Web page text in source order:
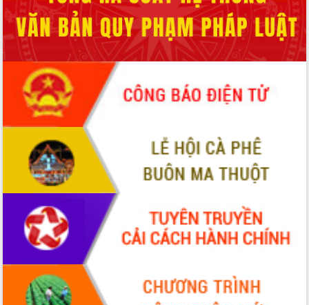
Khởi động Dự án Đầu tư xây dựng hạ
tầng kỹ thuật Cụm công nghiệp Tân
Tiến
Gặp mặt các cơ quan báo chí nhân Kỷ
niệm 101 năm Ngày Báo chí Cách
mạng Việt Nam
Đắk Lắk sơ kết 4 năm triển khai thực
hiện Đề án 06 của Chính phủ
Họp báo thông tin về Hội nghị Công bố
Quy hoạch và Xúc tiến đầu tư tỉnh Đắk
Khơi thông điểm nghẽn, đẩy nhanh
giải ngân vốn khắc phục thiên tai
HĐND tỉnh thông qua điều chỉnh Quy
hoạch tỉnh thời kỳ 2021-2030
Hội thảo góp ý hồ sơ điều chỉnh quy
hoạch tỉnh Đắk Lắk thời kỳ 2021-2030,
tầm nhìn đến năm 2050
Nâng cao hiệu quả hoạt động của các
doanh nghiệp nhà nước